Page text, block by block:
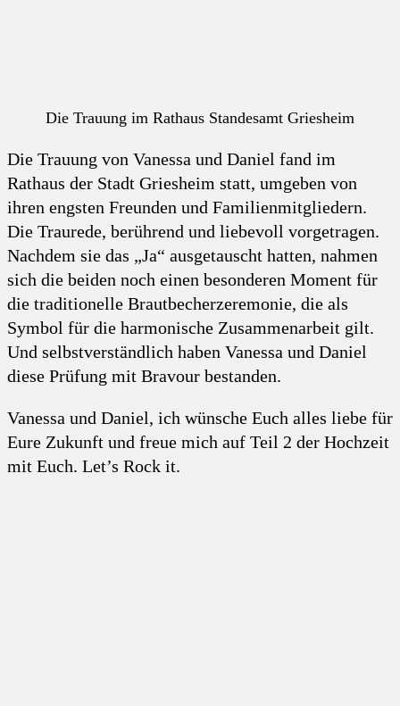
Die Trauung im Rathaus Standesamt Griesheim
Die Trauung von Vanessa und Daniel fand im
Rathaus der Stadt Griesheim statt, umgeben von
ihren engsten Freunden und Familienmitgliedern.
Die Traurede, berührend und liebevoll vorgetragen.
Nachdem sie das „Ja“ ausgetauscht hatten, nahmen
sich die beiden noch einen besonderen Moment für
die traditionelle Brautbecherzeremonie, die als
Symbol für die harmonische Zusammenarbeit gilt.
Und selbstverständlich haben Vanessa und Daniel
diese Prüfung mit Bravour bestanden.
Vanessa und Daniel, ich wünsche Euch alles liebe für
Eure Zukunft und freue mich auf Teil 2 der Hochzeit
mit Euch. Let’s Rock it.